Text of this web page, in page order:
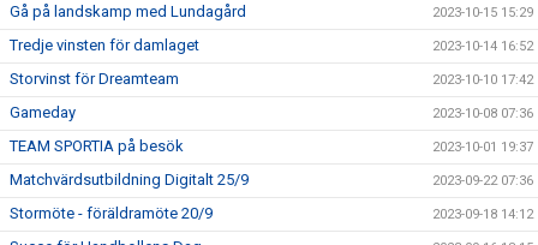
Gå på landskamp med Lundagård 2023-10-15 15:29
Tredje vinsten för damlaget 2023-10-14 16:52
Storvinst för Dreamteam 2023-10-10 17:42
Gameday 2023-10-08 07:36
TEAM SPORTIA på besök 2023-10-01 19:37
Matchvärdsutbildning Digitalt 25/9 2023-09-22 07:36
Stormöte - föräldramöte 20/9 2023-09-18 14:12